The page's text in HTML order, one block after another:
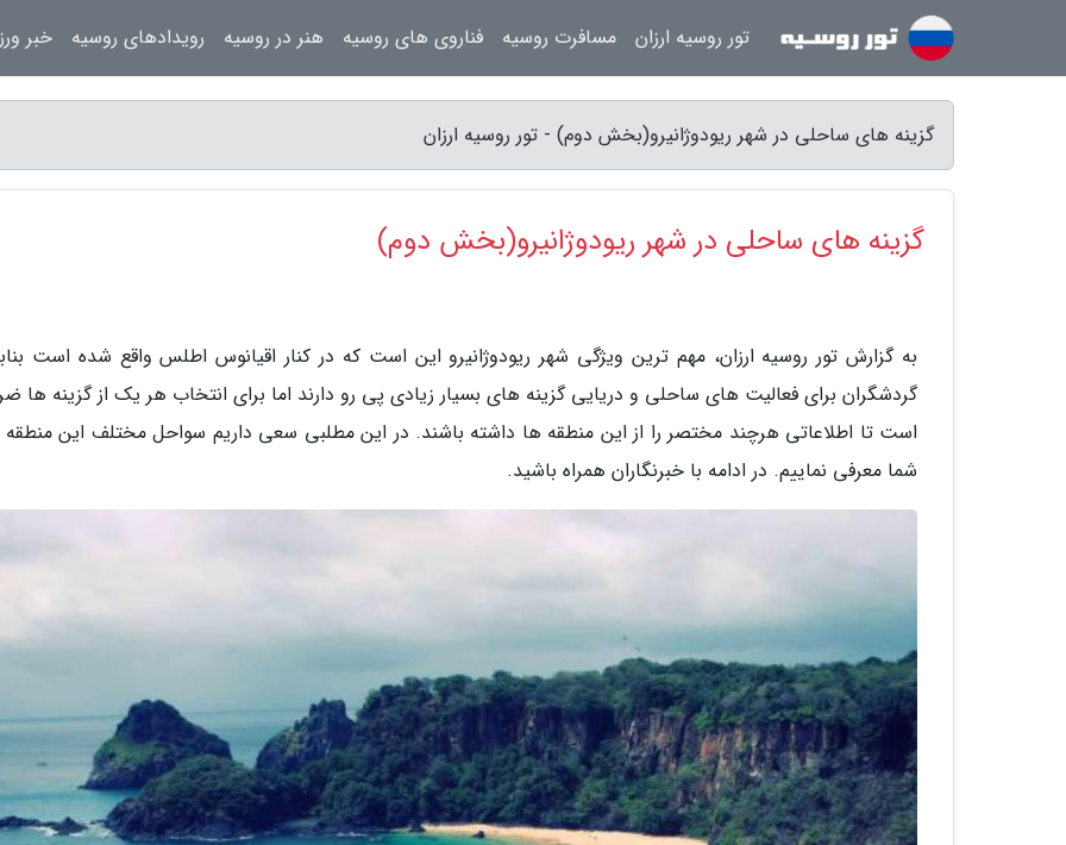
گزینه های ساحلی در شهر ریودوژانیرو(بخش دوم) - تور روسیه ارزان
گزینه های ساحلی در شهر ریودوژانیرو(بخش دوم)
به گزارش تور روسیه ارزان، مهم ترین ویژگی شهر ریودوژانیرو این است که در کنار اقیانوس اطلس واقع شده است
گردشگران برای فعالیت های ساحلی و دریایی گزینه های بسیار زیادی پی رو دارند اما برای انتخاب هر یک از گزینه ها
است تا اطلاعاتی هرچند مختصر را از این منطقه ها داشته باشند. در این مطلبی سعی داریم سواحل مختلف این منطقه
شما معرفی نماییم. در ادامه با خبرنگاران همراه باشید.
تور روسیه ارزان مسافرت روسیه فناروی های روسیه هنر در روسیه رویدادهای روسیه خبر